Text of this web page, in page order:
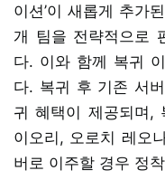
이션’이 새롭게 추가
개 팀을 전략적으로
다. 이와 함께 복귀
다. 복귀 후 기존 서
귀 혜택이 제공되며,
이오리, 오로치 레오
버로 이주할 경우 정